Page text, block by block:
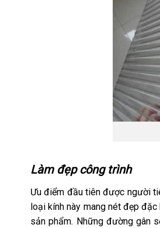
Làm đẹp công trình
Ưu điểm đầu tiên được người
loại kính này mang nét đẹp
sản phẩm. Những đường gân